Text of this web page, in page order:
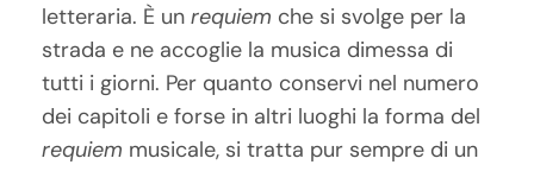
letteraria. È unrequiem che si svolge per la
strada e ne accoglie la musica dimessa di
tutti i giorni. Per quanto conservi nel numero
dei capitoli e forse in altri luoghi la forma del
requiem musicale, si tratta pur sempre di un